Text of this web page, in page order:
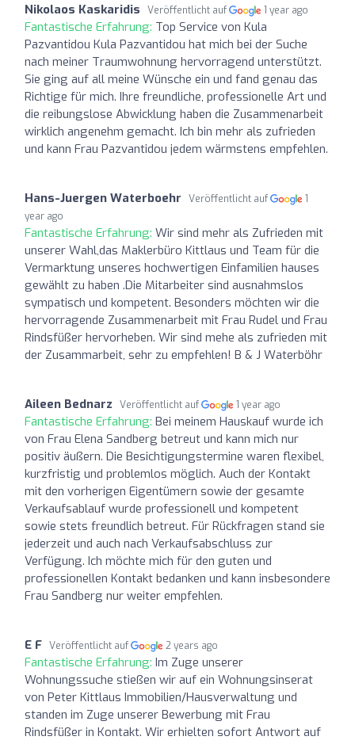
Nikolaos Kaskaridis Veröffentlicht auf 1 year ago
Fantastische Erfahrung: Top Service von Kula
Pazvantidou Kula Pazvantidou hat mich bei der Suche
nach meiner Traumwohnung hervorragend unterstützt.
Sie ging auf all meine Wünsche ein und fand genau das
Richtige für mich. Ihre freundliche, professionelle Art und
die reibungslose Abwicklung haben die Zusammenarbeit
wirklich angenehm gemacht. Ich bin mehr als zufrieden
und kann Frau Pazvantidou jedem wärmstens empfehlen.
Hans-Juergen Waterboehr Veröffentlicht auf
1
year ago
Fantastische Erfahrung: Wir sind mehr als Zufrieden mit
unserer Wahl,das Maklerbüro Kittlaus und Team für die
Vermarktung unseres hochwertigen Einfamilien hauses
gewählt zu haben .Die Mitarbeiter sind ausnahmslos
sympatisch und kompetent. Besonders möchten wir die
hervorragende Zusammenarbeit mit Frau Rudel und Frau
Rindsfüßer hervorheben. Wir sind mehe als zufrieden mit
der Zusammarbeit, sehr zu empfehlen! B & J Waterböhr
Aileen Bednarz Veröffentlicht auf 1 year ago
Fantastische Erfahrung: Bei meinem Hauskauf wurde ich
von Frau Elena Sandberg betreut und kann mich nur
positiv äußern. Die Besichtigungstermine waren flexibel,
kurzfristig und problemlos möglich. Auch der Kontakt
mit den vorherigen Eigentümern sowie der gesamte
Verkaufsablauf wurde professionell und kompetent
sowie stets freundlich betreut. Für Rückfragen stand sie
jederzeit und auch nach Verkaufsabschluss zur
Verfügung. Ich möchte mich für den guten und
professionellen Kontakt bedanken und kann insbesondere
Frau Sandberg nur weiter empfehlen.
E F Veröffentlicht auf 2 years ago
Fantastische Erfahrung: Im Zuge unserer
Wohnungssuche stießen wir auf ein Wohnungsinserat
von Peter Kittlaus Immobilien/Hausverwaltung und
standen im Zuge unserer Bewerbung mit Frau
Rindsfüßer in Kontakt. Wir erhielten sofort Antwort auf